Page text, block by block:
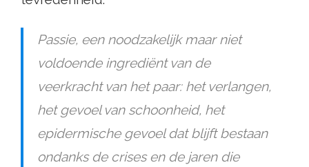
Passie, een noodzakelijk maar niet
voldoende ingrediënt van de
veerkracht van het paar: het verlangen,
het gevoel van schoonheid, het
epidermische gevoel dat blijft bestaan ​​
ondanks de crises en de jaren die